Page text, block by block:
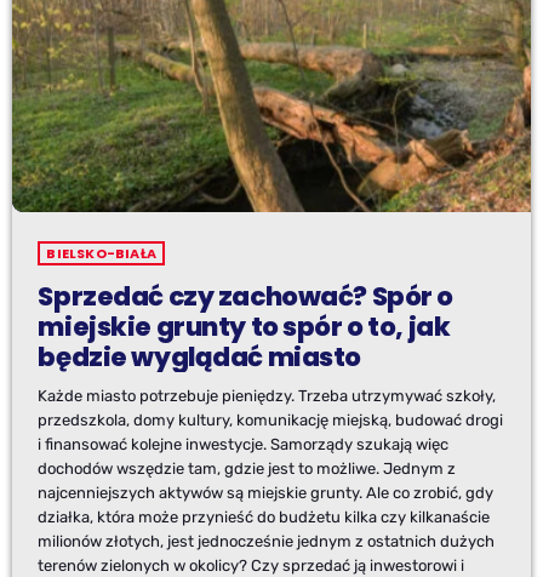
BIELSKO-BIAŁA
Sprzedać czy zachować? Spór o
miejskie grunty to spór o to, jak
będzie wyglądać miasto
Każde miasto potrzebuje pieniędzy. Trzeba utrzymywać szkoły,
przedszkola, domy kultury, komunikację miejską, budować drogi
i finansować kolejne inwestycje. Samorządy szukają więc
dochodów wszędzie tam, gdzie jest to możliwe. Jednym z
najcenniejszych aktywów są miejskie grunty. Ale co zrobić, gdy
działka, która może przynieść do budżetu kilka czy kilkanaście
milionów złotych, jest jednocześnie jednym z ostatnich dużych
terenów zielonych w okolicy? Czy sprzedać ją inwestorowi i